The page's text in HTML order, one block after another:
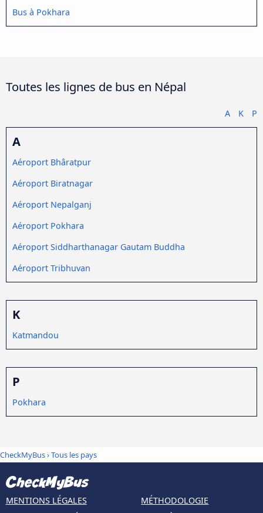
Bus à Pokhara
Toutes les lignes de bus en Népal
A K P
A
Aéroport Bhâratpur
Aéroport Biratnagar
Aéroport Nepalganj
Aéroport Pokhara
Aéroport Siddharthanagar Gautam Buddha
Aéroport Tribhuvan
K
Katmandou
P
Pokhara
CheckMyBus›Tous les pays
MENTIONS LÉGALES
MÉTHODOLOGIE